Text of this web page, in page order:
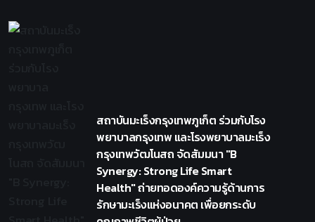
สถาบันมะเร็งกรุงเทพภูเก็ต ร่วมกับโรง
พยาบาลกรุงเทพ และโรงพยาบาลมะเร็ง
กรุงเทพวัฒโนสถ จัดสัมมนา "B
Synergy: Strong Life Smart
Health" ถ่ายทอดองค์ความรู้ด้านการ
รักษามะเร็งแห่งอนาคต เพื่อยกระดับ